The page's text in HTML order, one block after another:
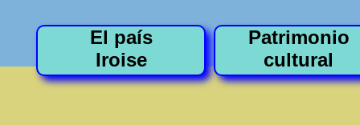
El país
Iroise
Patrimonio
cultural